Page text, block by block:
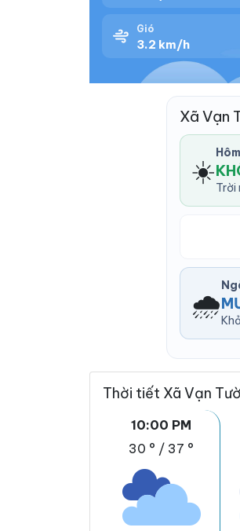
Gió
3.2 km/h
Xã Vạn
☀️
Trời
🌧️
Thời tiết Xã Vạn
10:00 PM
30 ° / 37 °